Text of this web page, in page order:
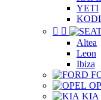
YETI
 
Altea
Leon
Ibiza
KIA